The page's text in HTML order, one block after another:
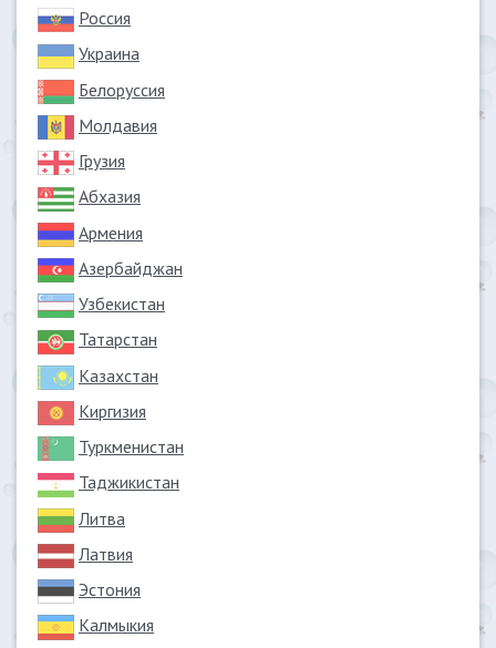
Россия
Украина
Белоруссия
Молдавия
Грузия
Абхазия
Армения
Азербайджан
Узбекистан
Татарстан
Казахстан
Киргизия
Туркменистан
Таджикистан
Литва
Латвия
Эстония
Калмыкия